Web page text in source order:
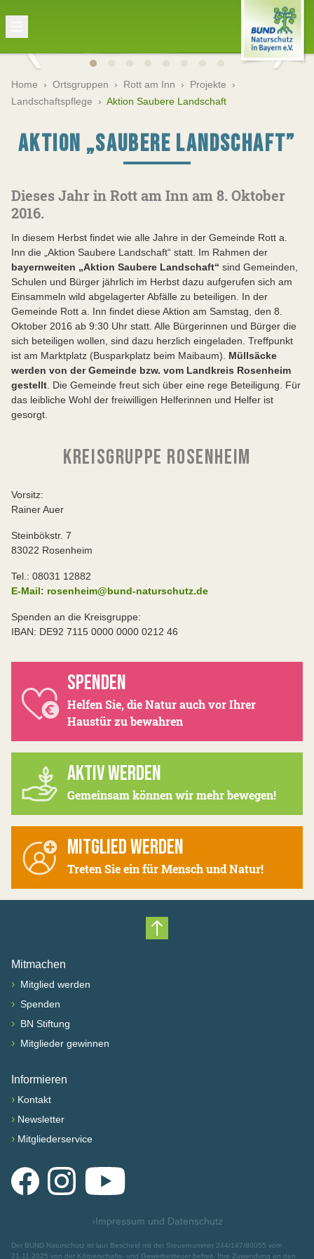
Home › Ortsgruppen › Rott am Inn › Projekte ›
Landschaftspflege › Aktion Saubere Landschaft
AKTION „SAUBERE LANDSCHAFT”
Dieses Jahr in Rott am Inn am 8. Oktober
2016.
In diesem Herbst findet wie alle Jahre in der Gemeinde Rott a.
Inn die „Aktion Saubere Landschaft“ statt. Im Rahmen der
bayernweiten „Aktion Saubere Landschaft“ sind Gemeinden,
Schulen und Bürger jährlich im Herbst dazu aufgerufen sich am
Einsammeln wild abgelagerter Abfälle zu beteiligen. In der
Gemeinde Rott a. Inn findet diese Aktion am Samstag, den 8.
Oktober 2016 ab 9:30 Uhr statt. Alle Bürgerinnen und Bürger die
sich beteiligen wollen, sind dazu herzlich eingeladen. Treffpunkt
ist am Marktplatz (Busparkplatz beim Maibaum). Müllsäcke
werden von der Gemeinde bzw. vom Landkreis Rosenheim
gestellt . Die Gemeinde freut sich über eine rege Beteiligung. Für
das leibliche Wohl der freiwilligen Helferinnen und Helfer ist
gesorgt.
KREISGRUPPE ROSENHEIM
Vorsitz:
Rainer Auer
Steinbökstr. 7
83022 Rosenheim
Tel.: 08031 12882
E-Mail: rosenheim@bund-naturschutz.de
Spenden an die Kreisgruppe:
IBAN: DE92 7115 0000 0000 0212 46
SPENDEN
Helfen Sie, die Natur auch vor Ihrer
Haustür zu bewahren
AKTIV WERDEN
Gemeinsam können wir mehr bewegen!
MITGLIED WERDEN
Treten Sie ein für Mensch und Natur!
Nach oben scrollen
Mitmachen
› Mitglied werden
› Spenden
› BN Stiftung
› Mitglieder gewinnen
Informieren
› Kontakt
› Newsletter
› Mitgliederservice
FacebookInstagramYouTube
›Impressum und Datenschutz
Der BUND Naturschutz ist laut Bescheid mit der Steuernummer 244/147/80055 vom
21.11.2025 von der Körperschafts- und Gewerbesteuer befreit. Ihre Zuwendung an den